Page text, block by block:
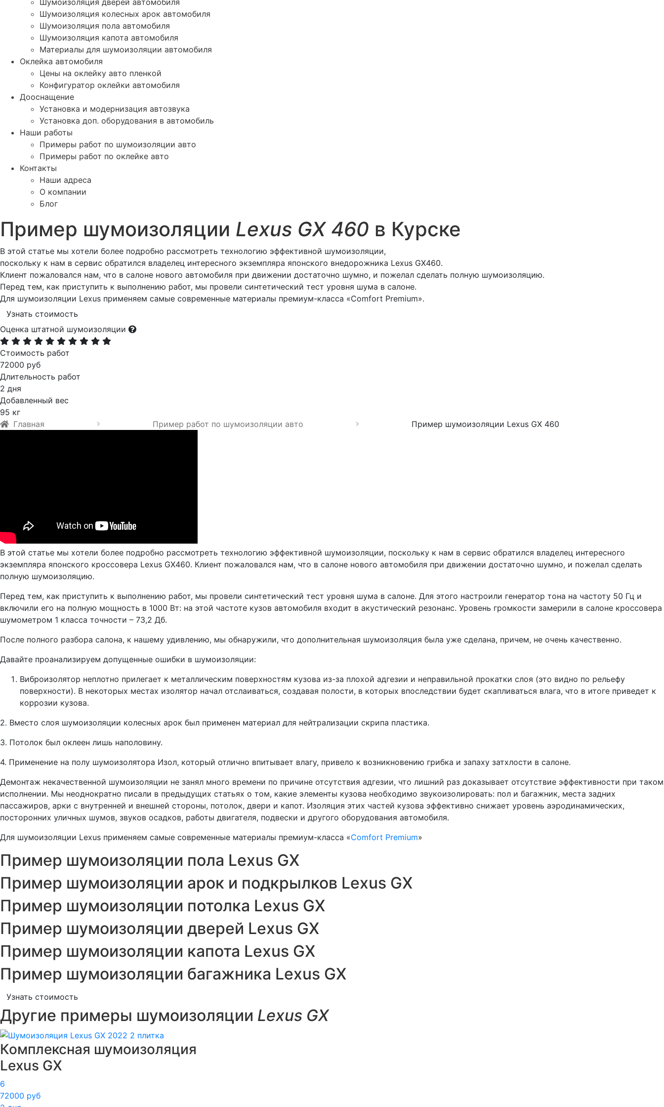
Шумоизоляция колесных арок автомобиля
Шумоизоляция пола автомобиля
Шумоизоляция капота автомобиля
Материалы для шумоизоляции автомобиля
Оклейка автомобиля
Цены на оклейку авто пленкой
Конфигуратор оклейки автомобиля
Дооснащение
Установка и модернизация автозвука
Установка доп. оборудования в автомобиль
Наши работы
Примеры работ по шумоизоляции авто
Примеры работ по оклейке авто
Контакты
Наши адреса
О компании
Блог
Пример шумоизоляции Lexus GX 460 в Курске
В этой статье мы хотели более подробно рассмотреть технологию эффективной шумоизоляции,
поскольку к нам в сервис обратился владелец интересного экземпляра японского внедорожника Lexus GX460.
Клиент пожаловался нам, что в салоне нового автомобиля при движении достаточно шумно, и пожелал сделать полную шумоизоляцию.
Перед тем, как приступить к выполнению работ, мы провели синтетический тест уровня шума в салоне.
Для шумоизоляции Lexus применяем самые современные материалы премиум-класса «Comfort Premium».
Узнать стоимость
Оценка штатной шумоизоляции
Стоимость работ
72000 руб
Длительность работ
2 дня
Добавленный вес
95 кг
Главная
Пример работ по шумоизоляции авто Пример шумоизоляции Lexus GX 460
В этой статье мы хотели более подробно рассмотреть технологию эффективной шумоизоляции, поскольку к нам в сервис обратился владелец интересного
экземпляра японского кроссовера Lexus GX460. Клиент пожаловался нам, что в салоне нового автомобиля при движении достаточно шумно, и пожелал сделать
полную шумоизоляцию.
Перед тем, как приступить к выполнению работ, мы провели синтетический тест уровня шума в салоне. Для этого настроили генератор тона на частоту 50 Гц и
включили его на полную мощность в 1000 Вт: на этой частоте кузов автомобиля входит в акустический резонанс. Уровень громкости замерили в салоне кроссовера
шумометром 1 класса точности – 73,2 Дб.
После полного разбора салона, к нашему удивлению, мы обнаружили, что дополнительная шумоизоляция была уже сделана, причем, не очень качественно.
Давайте проанализируем допущенные ошибки в шумоизоляции:
Виброизолятор неплотно прилегает к металлическим поверхностям кузова из-за плохой адгезии и неправильной прокатки слоя (это видно по рельефу
поверхности). В некоторых местах изолятор начал отслаиваться, создавая полости, в которых впоследствии будет скапливаться влага, что в итоге приведет к
коррозии кузова.
2. Вместо слоя шумоизоляции колесных арок был применен материал для нейтрализации скрипа пластика.
3. Потолок был оклеен лишь наполовину.
4. Применение на полу шумоизолятора Изол, который отлично впитывает влагу, привело к возникновению грибка и запаху затхлости в салоне.
Демонтаж некачественной шумоизоляции не занял много времени по причине отсутствия адгезии, что лишний раз доказывает отсутствие эффективности при таком
исполнении. Мы неоднократно писали в предыдущих статьях о том, какие элементы кузова необходимо звукоизолировать: пол и багажник, места задних
пассажиров, арки с внутренней и внешней стороны, потолок, двери и капот. Изоляция этих частей кузова эффективно снижает уровень аэродинамических,
посторонних уличных шумов, звуков осадков, работы двигателя, подвески и другого оборудования автомобиля.
Для шумоизоляции Lexus применяем самые современные материалы премиум-класса «Comfort Premium»
Пример шумоизоляции пола Lexus GX
Пример шумоизоляции арок и подкрылков Lexus GX
Пример шумоизоляции потолка Lexus GX
Пример шумоизоляции дверей Lexus GX
Пример шумоизоляции капота Lexus GX
Пример шумоизоляции багажника Lexus GX
Узнать стоимость
Другие примеры шумоизоляции Lexus GX
Комплексная шумоизоляция
Lexus GX
6
72000 руб